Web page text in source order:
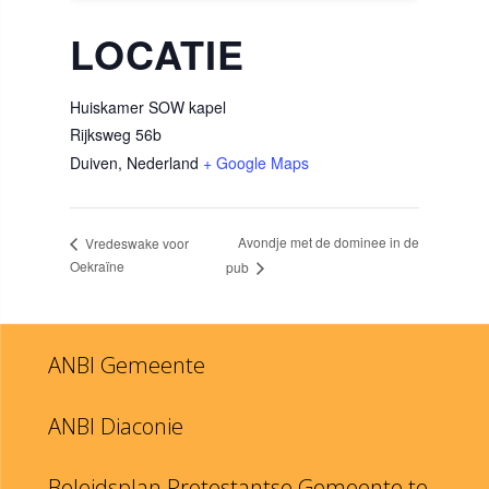
LOCATIE
Huiskamer SOW kapel
Rijksweg 56b
Duiven, Nederland + Google Maps
Vredeswake voor
Oekraïne
Avondje met de dominee in de
pub
ANBI Gemeente
ANBI Diaconie